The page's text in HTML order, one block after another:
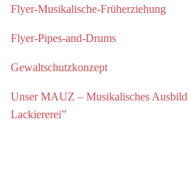
Flyer-Musikalische-Früherziehung
Flyer-Pipes-and-Drums
Gewaltschutzkonzept
Unser MAUZ – Musikalisches
Lackiererei”